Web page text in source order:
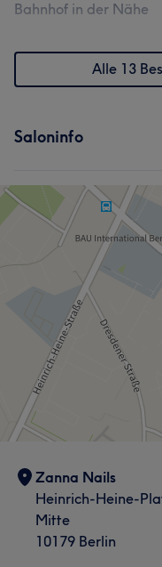
Bahnhof in der Nähe
Alle 13
Saloninfo
Zanna Nails
Heinrich-Heine-
Mitte
10179 Berlin